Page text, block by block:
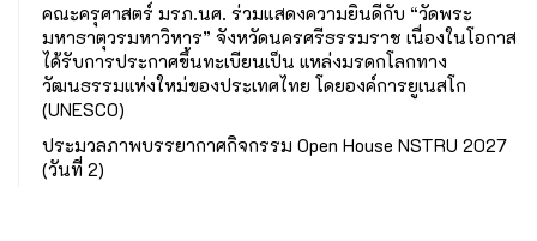
คณะครุศาสตร์ มรภ.นศ. ร่วมแสดงความยินดีกับ “วัดพระ
มหาธาตุวรมหาวิหาร” จังหวัดนครศรีธรรมราช เนื่องในโอกาส
ได้รับการประกาศขึ้นทะเบียนเป็น แหล่งมรดกโลกทาง
วัฒนธรรมแห่งใหม่ของประเทศไทย โดยองค์การยูเนสโก
(UNESCO)
ประมวลภาพบรรยากาศกิจกรรม Open House NSTRU 2027
(วันที่ 2)